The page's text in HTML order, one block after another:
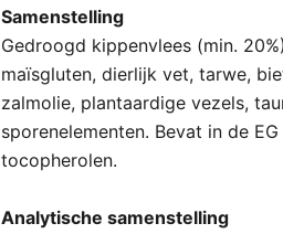
Samenstelling
Gedroogd kippenvlees (min.
maïsgluten, dierlijk vet, tarwe,
zalmolie, plantaardige vezels,
sporenelementen. Bevat in de
tocopherolen.
Analytische samenstelling